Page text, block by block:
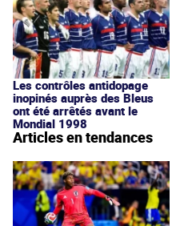
Les contrôles antidopage
inopinés auprès des Bleus
ont été arrêtés avant le
Mondial 1998
Articles en tendances